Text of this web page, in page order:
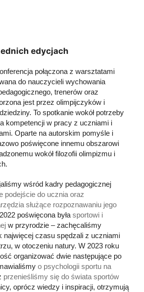
edycjach
połączona z warsztatami
do nauczycieli wychowania
trenerów oraz
jest przez olimpijczyków i
To spotkanie wokół potrzeby
kompetencji w pracy z uczniami i
Oparte na autorskim pomyśle i
poświęcone innemu obszarowi
wokół filozofii olimpizmu i
wśród kadry pedagogicznej
podejście do ucznia oraz
służące rozpoznawaniu jego
poświęcona była sportowi i
w przyrodzie – zachęcaliśmy
najwięcej czasu spędzali z uczniami
w otoczeniu natury. W 2023 roku
organizować dwie następujące po
o psychologii sportu na
przenieśliśmy się do świata sportów
oprócz wiedzy i inspiracji, otrzymują